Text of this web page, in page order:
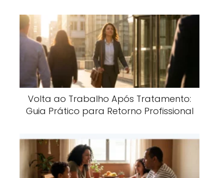
Volta ao Trabalho Após Tratamento:
Guia Prático para Retorno Profissional